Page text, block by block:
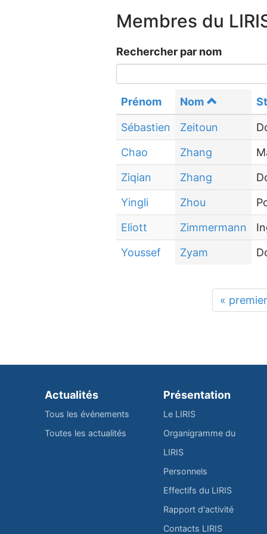
Membres du
Rechercher par nom
Prénom Nom
Sébastien Zeitoun
Chao
Zhang
Ziqian
Zhang
Yingli
Zhou
Eliott
Zimmermann
Youssef
Zyam
« premier
Actualités
Tous les événements
Toutes les actualités
Présentation
Le LIRIS
Organigramme du
LIRIS
Personnels
Effectifs du LIRIS
Rapport d'activité
Contacts LIRIS